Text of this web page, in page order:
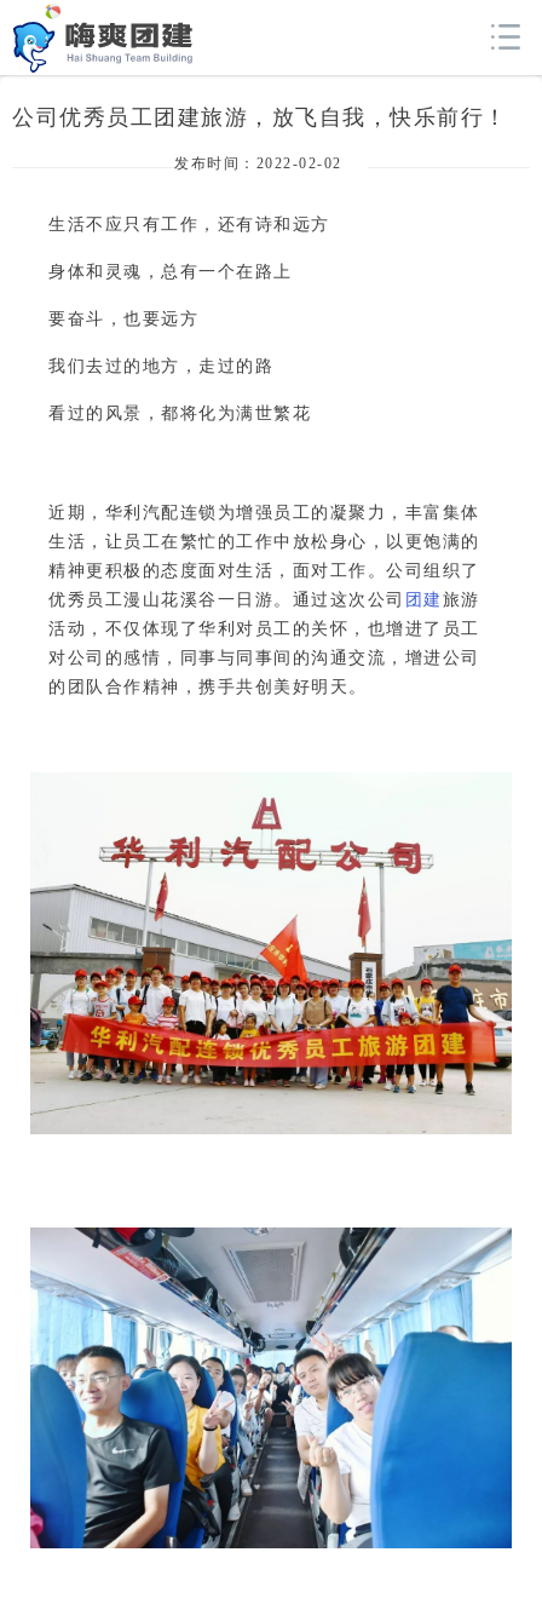
公司优秀员工团建旅游，放飞自我，快乐前行！
发布时间：2022-02-02
生活不应只有工作，还有诗和远方
身体和灵魂，总有一个在路上
要奋斗，也要远方
我们去过的地方，走过的路
看过的风景，都将化为满世繁花
近期，华利汽配连锁为增强员工的凝聚力，丰富集体
生活，让员工在繁忙的工作中放松身心，以更饱满的
精神更积极的态度面对生活，面对工作。公司组织了
优秀员工漫山花溪谷一日游。通过这次公司 团建 旅游
活动，不仅体现了华利对员工的关怀，也增进了员工
对公司的感情，同事与同事间的沟通交流，增进公司
的团队合作精神，携手共创美好明天。